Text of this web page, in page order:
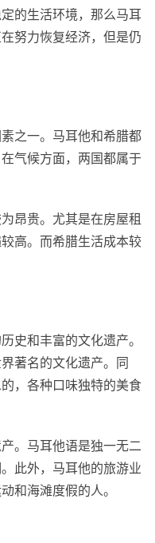
的生活环境，那么马耳
努力恢复经济，但是仍
之一。马耳他和希腊都
气候方面，两国都属于
昂贵。尤其是在房屋租
高。而希腊生活成本较
史和丰富的文化遗产。
著名的文化遗产。同
，各种口味独特的美食
。马耳他语是独一无二
此外，马耳他的旅游业
和海滩度假的人。